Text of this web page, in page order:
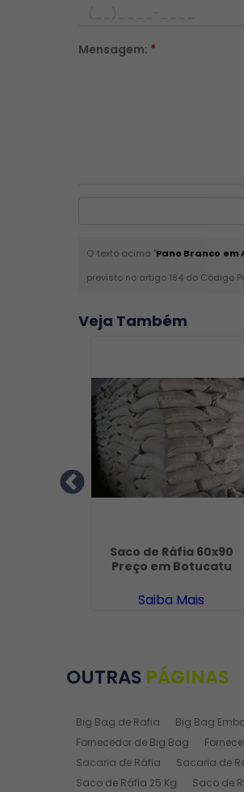
Mensagem: *
O texto acima "Pano Branco
previsto no artigo 184 do Código
Veja Também
Saco de Ráfia 60x90
Preço em Botucatu
Saiba Mais
OUTRAS PÁGINAS
Big Bag de Rafia Big Bag
Fornecedor de Big Bag
Sacaria de Ráfia
Sacaria de
Saco de Ráfia 25 Kg
Saco de